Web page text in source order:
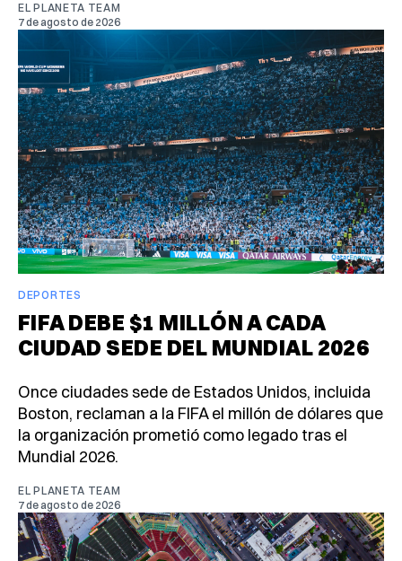
EL PLANETA TEAM
7 de agosto de 2026
DEPORTES
FIFA DEBE $1 MILLÓN A CADA
CIUDAD SEDE DEL MUNDIAL 2026
Once ciudades sede de Estados Unidos, incluida
Boston, reclaman a la FIFA el millón de dólares que
la organización prometió como legado tras el
Mundial 2026.
EL PLANETA TEAM
7 de agosto de 2026